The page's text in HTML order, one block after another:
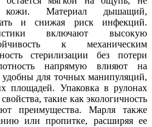
кожи. Материал дышащий,
и снижая риск инфекций.
включают высокую
к механическим
стерилизации без потери
напрямую влияют на
для точных манипуляций,
Упаковка в рулонах
такие как экологичность
преимущества. Марля также
или пропитке, расширяя ее